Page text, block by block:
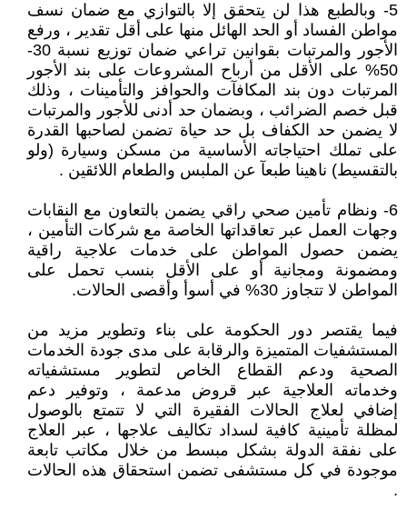
5- وبالطبع هذا لن يتحقق إلا بالتوازي مع ضمان نسف
مواطن الفساد أو الحد الهائل منها على أقل تقدير ، ورفع
الأجور والمرتبات بقوانين تراعي ضمان توزيع نسبة 30-
50% على الأقل من أرباح المشروعات على بند الأجور
المرتبات دون بند المكافآت والحوافز والتأمينات ، وذلك
قبل خصم الضرائب ، وبضمان حد أدنى للأجور والمرتبات
لا يضمن حد الكفاف بل حد حياة تضمن لصاحبها القدرة
على تملك احتياجاته الأساسية من مسكن وسيارة (ولو
بالتقسيط) ناهينا طبعآ عن الملبس والطعام اللائقين .
6- ونظام تأمين صحي راقي يضمن بالتعاون مع النقابات
وجهات العمل عبر تعاقداتها الخاصة مع شركات التأمين ،
يضمن حصول المواطن على خدمات علاجية راقية
ومضمونة ومجانية أو على الأقل بنسب تحمل على
المواطن لا تتجاوز 30% في أسوأ وأقصى الحالات.
فيما يقتصر دور الحكومة على بناء وتطوير مزيد من
المستشفيات المتميزة والرقابة على مدى جودة الخدمات
الصحية ودعم القطاع الخاص لتطوير مستشفياته
وخدماته العلاجية عبر قروض مدعمة ، وتوفير دعم
إضافي لعلاج الحالات الفقيرة التي لا تتمتع بالوصول
لمظلة تأمينية كافية لسداد تكاليف علاجها ، عبر العلاج
على نفقة الدولة بشكل مبسط من خلال مكاتب تابعة
موجودة في كل مستشفى تضمن استحقاق هذه الحالات
.